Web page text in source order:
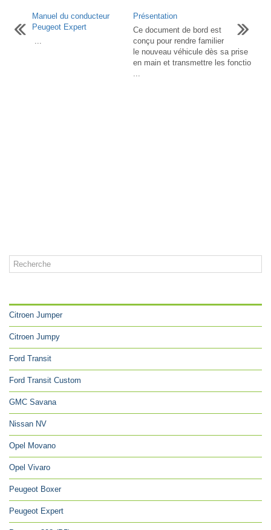
Manuel du conducteur
Peugeot Expert
...
Présentation
Ce document de bord est
conçu pour rendre familier
le nouveau véhicule dès sa prise
en main et transmettre les fonctio
...
Citroen Jumper
Citroen Jumpy
Ford Transit
Ford Transit Custom
GMC Savana
Nissan NV
Opel Movano
Opel Vivaro
Peugeot Boxer
Peugeot Expert